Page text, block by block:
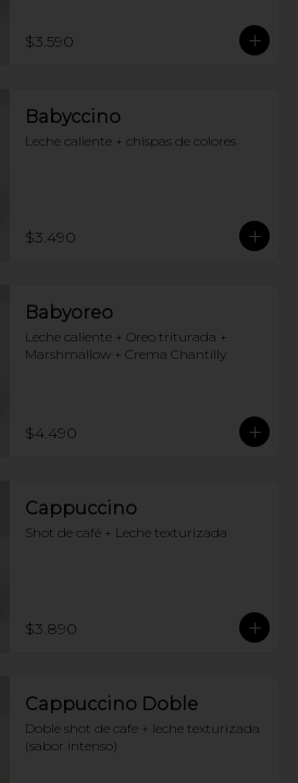
$3.590
Babyccino
Leche caliente + chispas de colores
$3.490
Babyoreo
Leche caliente + Oreo triturada +
Marshmallow + Crema Chantilly
$4.490
Cappuccino
Shot de café + Leche texturizada
$3.890
Cappuccino Doble
Doble shot de cafe + leche texturizada
(sabor intenso)